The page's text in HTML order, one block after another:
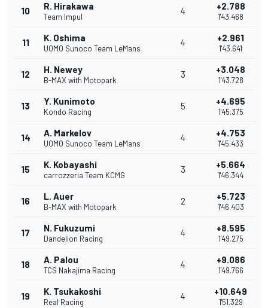
10 R. Hirakawa
Team Impul
4 +2.788
1'43.468
11 K. Oshima
UOMO Sunoco Team LeMans
4 +2.961
1'43.641
12 H. Newey
B-MAX with Motopark
3 +3.048
1'43.728
13 Y. Kunimoto
Kondo Racing
5 +4.695
1'45.375
14 A. Markelov
UOMO Sunoco Team LeMans
4 +4.753
1'45.433
15 K. Kobayashi
carrozzeria Team KCMG
3 +5.664
1'46.344
16 L. Auer
B-MAX with Motopark
2 +5.723
1'46.403
17 N. Fukuzumi
Dandelion Racing
4 +8.595
1'49.275
18 A. Palou
TCS Nakajima Racing
4 +9.086
1'49.766
19 K. Tsukakoshi
Real Racing
4 +10.649
1'51.329